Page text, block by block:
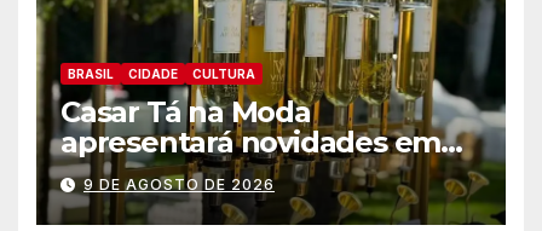
BRASIL CIDADE CULTURA
Casar Tá na Moda
apresentará novidades em
entretenimento para
casamentos e festas de
9 DE AGOSTO DE 2026